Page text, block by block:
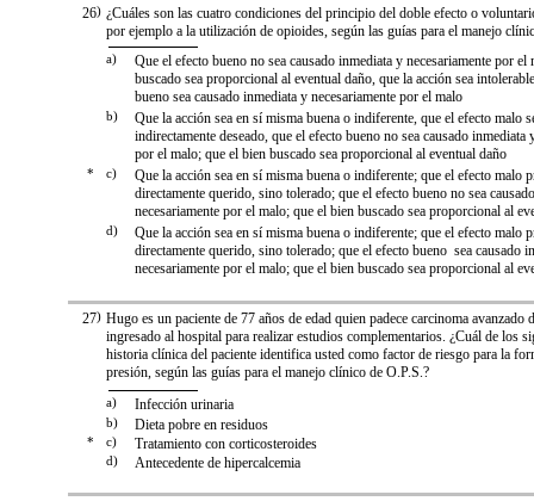
)
26 ¿Cuáles son las cuatro condiciones del principio del doble efecto o
por ejemplo a la utilización de opioides, según las guías para el manejo
a)
Que el efecto bueno no sea causado inmediata y necesariamente por el
buscado sea proporcional al eventual daño, que la acción sea
bueno sea causado inmediata y necesariamente por el malo
b)
Que la acción sea en sí misma buena o indiferente, que el efecto malo
indirectamente deseado, que el efecto bueno no sea causado inmediata
por el malo; que el bien buscado sea proporcional al eventual daño
* c)
Que la acción sea en sí misma buena o indiferente; que el efecto malo
directamente querido, sino tolerado; que el efecto bueno no sea
necesariamente por el malo; que el bien buscado sea proporcional al
d)
Que la acción sea en sí misma buena o indiferente; que el efecto malo
directamente querido, sino tolerado; que el efecto bueno sea causado
necesariamente por el malo; que el bien buscado sea proporcional al
)
27 Hugo es un paciente de 77 años de edad quien padece carcinoma avanzado
ingresado al hospital para realizar estudios complementarios. ¿Cuál de los
historia clínica del paciente identifica usted como factor de riesgo para la
presión, según las guías para el manejo clínico de O.P.S.?
a) Infección urinaria
b) Dieta pobre en residuos
* c) Tratamiento con corticosteroides
d) Antecedente de hipercalcemia